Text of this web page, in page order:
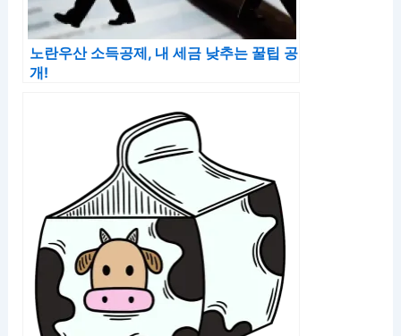
노란우산 소득공제, 내 세금 낮추는 꿀팁 공
개!